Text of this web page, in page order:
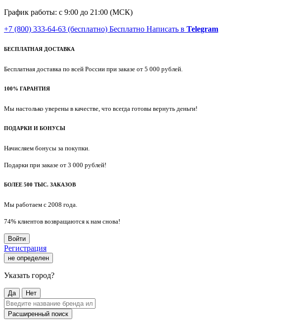
График работы: с 9:00 до 21:00 (МСК)
+7 (800) 333-64-63 (бесплатно) Бесплатно Написать в Telegram
БЕСПЛАТНАЯ ДОСТАВКА
Бесплатная доставка по всей России при заказе от 5 000 рублей.
100% ГАРАНТИЯ
Мы настолько уверены в качестве, что всегда готовы вернуть деньги!
ПОДАРКИ И БОНУСЫ
Начисляем бонусы за покупки.
Подарки при заказе от 3 000 рублей!
БОЛЕЕ 500 ТЫС. ЗАКАЗОВ
Мы работаем с 2008 года.
74% клиентов возвращаются к нам снова!
Войти
Регистрация
не определен
Указать город?
Да Нет
Расширенный поиск